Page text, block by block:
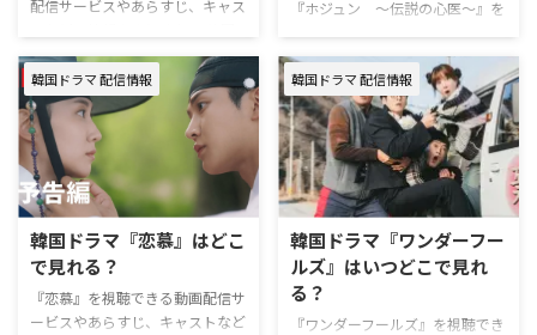
配信サービスやあらすじ、キャス
ドラマ『恋は命がけ』配信情報
『恋は命がけ』はNetflixにて
2026年7月18日（土）より独占配
信スタート。 韓国ドラマ『恋は
命がけ』作品情報 『恋は命が
け』は、幽霊が見える財閥令嬢と
熱血検事が繰り広げる、オカルト
共助捜査ロマンチックコメディ。
作品名『恋は命がけ』 原題오싹
한 연애（英題：Spooky in
Love）原作2011年の映画『恋は
命がけ』チャンネルtvN放送期間
『ホジュン ～伝説の心医～』を
らすじ、キャストなどの情報をま
とめた。 韓国ドラマ『ホジュ
ン ～伝説の心医～』配信情報
『ホジュン ～伝説の心医～』を
視聴できる動画配信サービスは下
記の通り。 動画配信サービス配
信状況 U-NEXT Prime Video※有
料 Disney+ Hulu Netflix 『ホジュ
ン～伝説の心医～』を見るならU-
NEXTがおすすめ。 U-NEXTは、新
規の登録なら31日間無料で利用
できる。無料期間中に解約すれば
韓国ドラマ 配信情報
韓国ドラマ『恋慕』はどこ
で見れる？
『恋慕』を視聴できる動画配信サ
ービスやあらすじ、キャストなど
韓国ドラマ 配信情報
韓国ドラマ『ワンダーフー
ルズ』はいつどこで見れ
る？
『ワンダーフールズ』を視聴でき